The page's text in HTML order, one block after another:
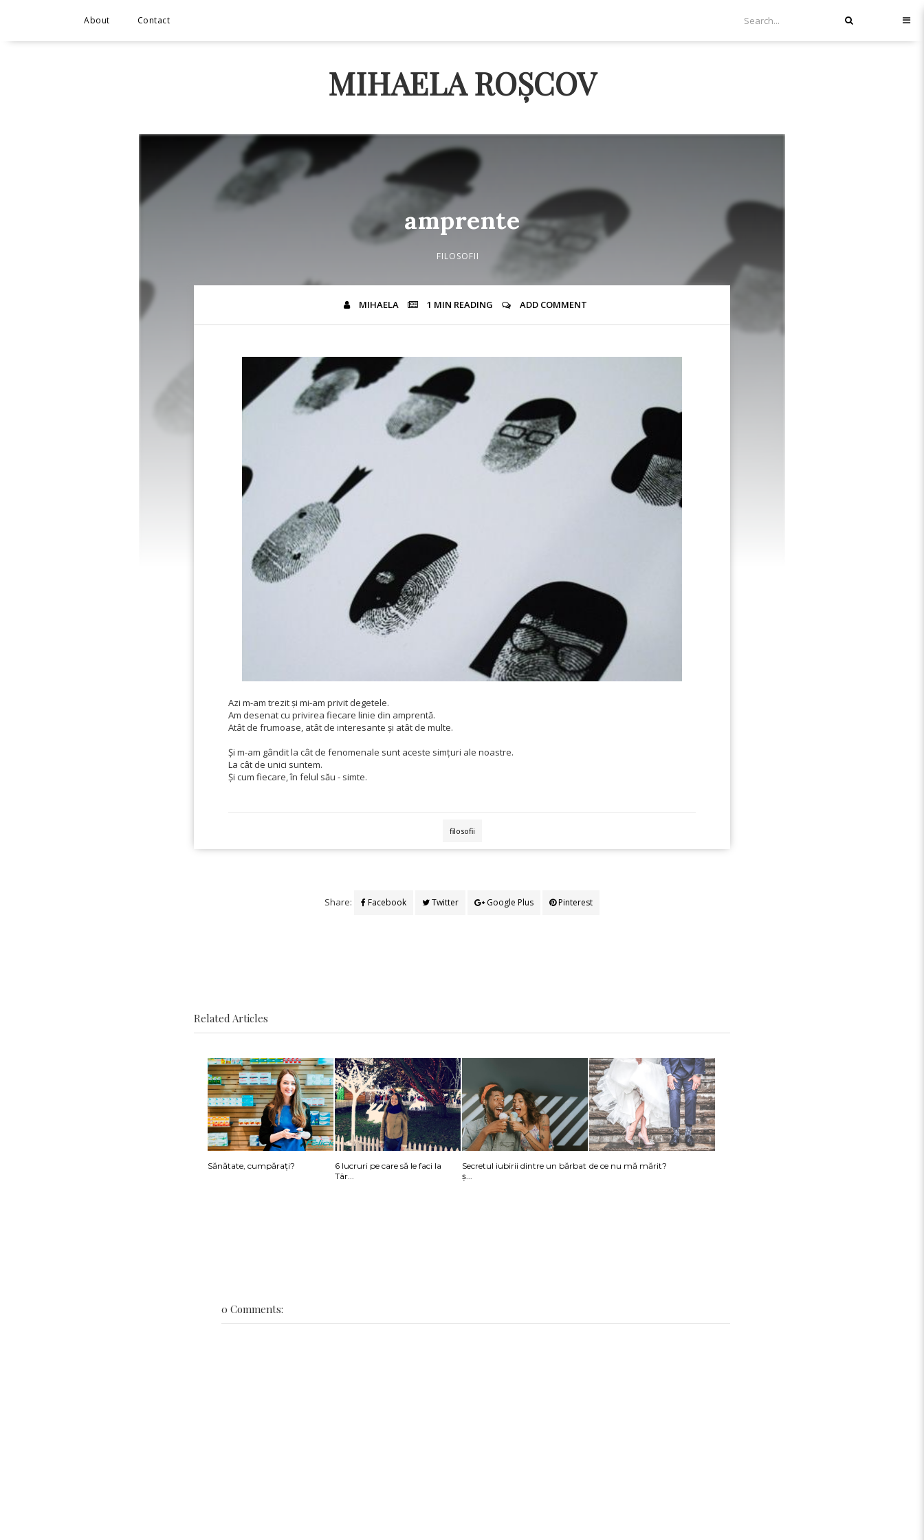
About Contact
MIHAELA ROȘCOV
amprente
FILOSOFII
MIHAELA 1 MIN READING ADD COMMENT
Azi m-am trezit și mi-am privit degetele.
Am desenat cu privirea fiecare linie din amprentă.
Atât de frumoase, atât de interesante și atât de multe.
Și m-am gândit la cât de fenomenale sunt aceste simțuri ale noastre.
La cât de unici suntem.
Și cum fiecare, în felul său - simte.
filosofii
Share: Facebook Twitter Google Plus Pinterest
Related Articles
Sănătate, cumpărați?
6 lucruri pe care să le faci la
Târ...
Secretul iubirii dintre un bărbat
ș...
de ce nu mă mărit?
0 Comments: